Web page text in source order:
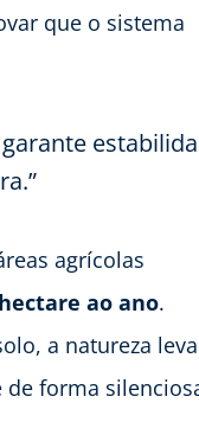
que o sistema
agrícolas
ao ano.
a natureza leva
forma